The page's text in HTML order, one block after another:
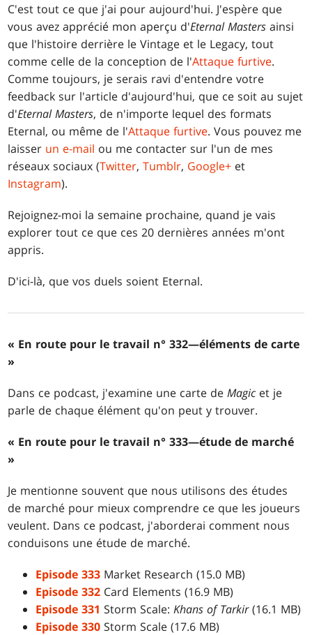
C'est tout ce que j'ai pour aujourd'hui. J'espère que
vous avez apprécié mon aperçu d'Eternal Masters ainsi
que l'histoire derrière le Vintage et le Legacy, tout
comme celle de la conception de l'Attaque furtive.
Comme toujours, je serais ravi d'entendre votre
feedback sur l'article d'aujourd'hui, que ce soit au sujet
d'Eternal Masters, de n'importe lequel des formats
Eternal, ou même de l'Attaque furtive. Vous pouvez me
laisser un e-mail ou me contacter sur l'un de mes
réseaux sociaux (Twitter,Tumblr, Google+ et
Instagram).
Rejoignez-moi la semaine prochaine, quand je vais
explorer tout ce que ces 20 dernières années m'ont
appris.
D'ici-là, que vos duels soient Eternal.
« En route pour le travail n° 332—éléments de carte
»
Dans ce podcast, j'examine une carte deMagic et je
parle de chaque élément qu'on peut y trouver.
« En route pour le travail n° 333—étude de marché
»
Je mentionne souvent que nous utilisons des études
de marché pour mieux comprendre ce que les joueurs
veulent. Dans ce podcast, j'aborderai comment nous
conduisons une étude de marché.
Episode 333 Market Research (15.0 MB)
Episode 332 Card Elements (16.9 MB)
Episode 331 Storm Scale:Khans of Tarkir(16.1 MB)
Episode 330 Storm Scale (17.6 MB)